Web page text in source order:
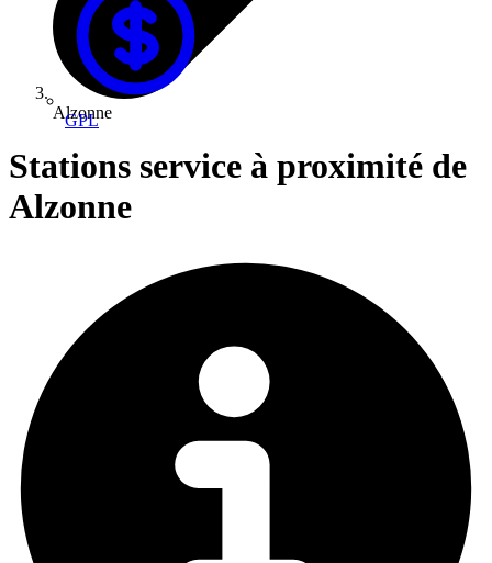
GPL
Alzonne
Stations service à proximité de
Alzonne